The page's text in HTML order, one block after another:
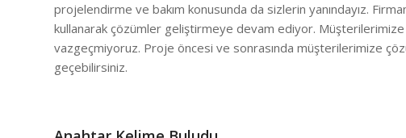
projelendirme ve bakım konusunda da sizlerin yanındayız.
kullanarak çözümler geliştirmeye devam ediyor.
vazgeçmiyoruz. Proje öncesi ve sonrasında müşterilerimize
geçebilirsiniz.